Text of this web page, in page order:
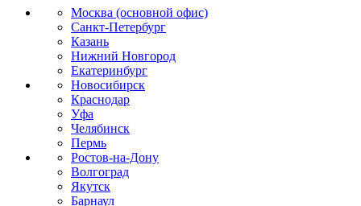
Москва (основной офис)
Санкт-Петербург
Казань
Нижний Новгород
Екатеринбург
Новосибирск
Краснодар
Уфа
Челябинск
Пермь
Ростов-на-Дону
Волгоград
Якутск
Барнаул